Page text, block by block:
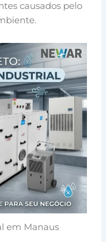
causados pelo
em Manaus